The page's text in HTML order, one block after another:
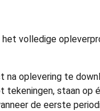
volledige
na oplevering te
staan op
de eerste